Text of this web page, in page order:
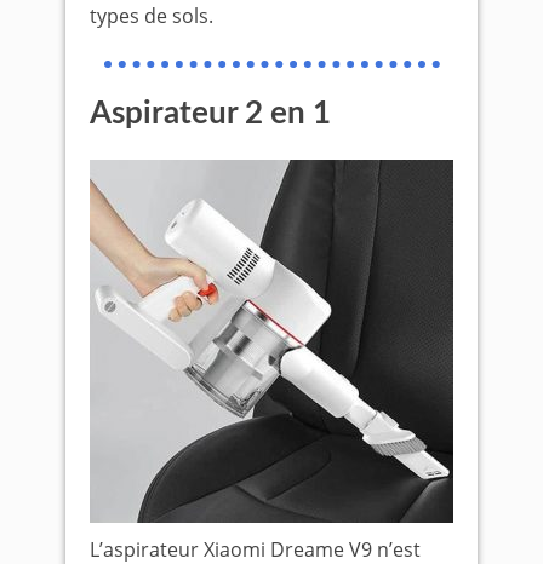
types de sols.
Aspirateur 2 en 1
L’aspirateur Xiaomi Dreame V9 n’est